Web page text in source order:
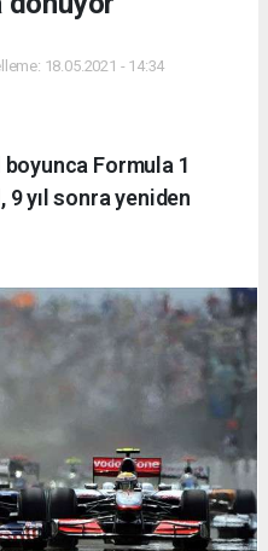
18.05.2021 - 14:34
boyunca Formula 1
9 yıl sonra yeniden